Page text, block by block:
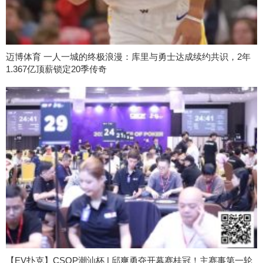
迈博体育 一人一城的终极浪漫：库里与勇士达成续约共识，2年
1.367亿顶薪锁定20季传奇
【EV扑克】CSOP潮汕杯 | 邱爽勇夺开幕赛桂冠！主赛事第一轮